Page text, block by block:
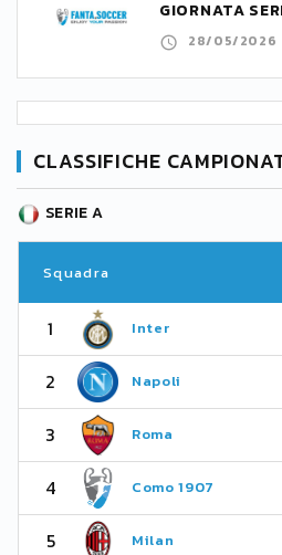
GIORNATA
28/05/2026
CLASSIFICHE
SERIE A
Squadra
1 Inter
2 Napoli
3 Roma
4 Como 1907
5 Milan